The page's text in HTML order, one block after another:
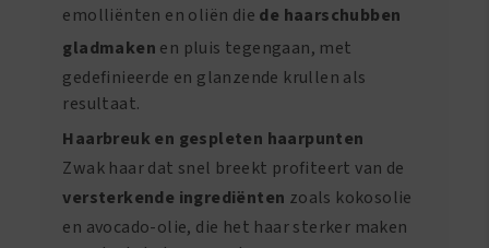
emolliënten en oliën die de haarschubben
gladmaken en pluis tegengaan, met
gedefinieerde en glanzende krullen als
resultaat.
Haarbreuk en gespleten haarpunten
Zwak haar dat snel breekt profiteert van de
versterkende ingrediënten zoals kokosolie
en avocado-olie, die het haar sterker maken